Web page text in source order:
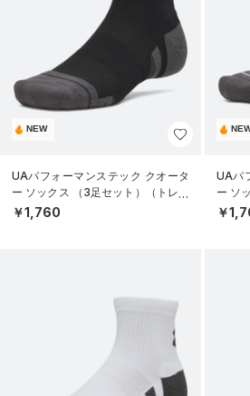
NEW
UAパフォーマンステック クオータ
ー ソックス （3足セット）（トレー
ニング/UNISEX）
￥1,760
UAパ
ー ソ
ニン
￥